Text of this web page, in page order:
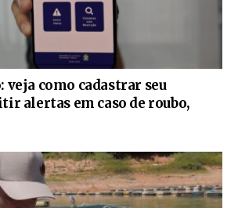
veja como cadastrar seu
alertas em caso de roubo,